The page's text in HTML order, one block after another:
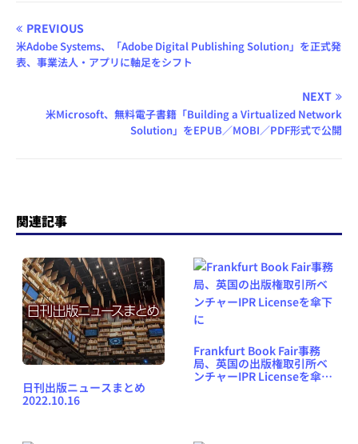
PREVIOUS
米Adobe Systems、「Adobe Digital Publishing Solution」を正式発
表、事業法人・アプリに軸足をシフト
NEXT
米Microsoft、無料電子書籍「Building a Virtualized Network
Solution」をEPUB／MOBI／PDF形式で公開
関連記事
日刊出版ニュースまとめ
2022.10.16
Frankfurt Book Fair事務
局、英国の出版権取引所ベ
ンチャーIPR Licenseを傘下